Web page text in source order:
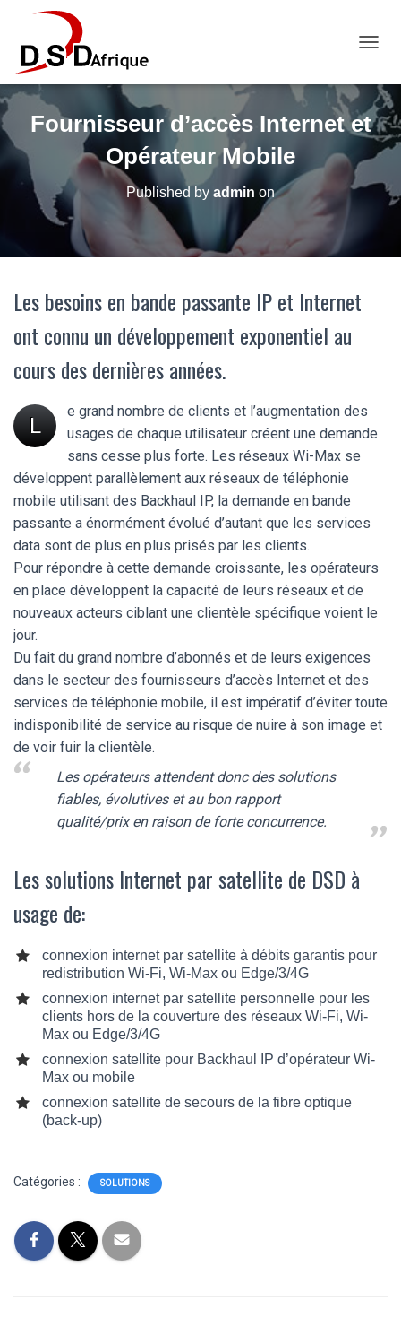
Fournisseur d’accès Internet et
Opérateur Mobile
Published by admin on
Les besoins en bande passante IP et Internet
ont connu un développement exponentiel au
cours des dernières années.
L
e grand nombre de clients et l’augmentation des
usages de chaque utilisateur créent une demande
sans cesse plus forte. Les réseaux Wi-Max se
développent parallèlement aux réseaux de téléphonie
mobile utilisant des Backhaul IP, la demande en bande
passante a énormément évolué d’autant que les services
data sont de plus en plus prisés par les clients.
Pour répondre à cette demande croissante, les opérateurs
en place développent la capacité de leurs réseaux et de
nouveaux acteurs ciblant une clientèle spécifique voient le
jour.
Du fait du grand nombre d’abonnés et de leurs exigences
dans le secteur des fournisseurs d’accès Internet et des
services de téléphonie mobile, il est impératif d’éviter toute
indisponibilité de service au risque de nuire à son image et
de voir fuir la clientèle.
Les opérateurs attendent donc des solutions
fiables, évolutives et au bon rapport
qualité/prix en raison de forte concurrence.
Les solutions Internet par satellite de DSD à
usage de:
connexion internet par satellite à débits garantis pour
redistribution Wi-Fi, Wi-Max ou Edge/3/4G
connexion internet par satellite personnelle pour les
clients hors de la couverture des réseaux Wi-Fi, Wi-
Max ou Edge/3/4G
connexion satellite pour Backhaul IP d’opérateur Wi-
Max ou mobile
connexion satellite de secours de la fibre optique
(back-up)
Catégories : SOLUTIONS